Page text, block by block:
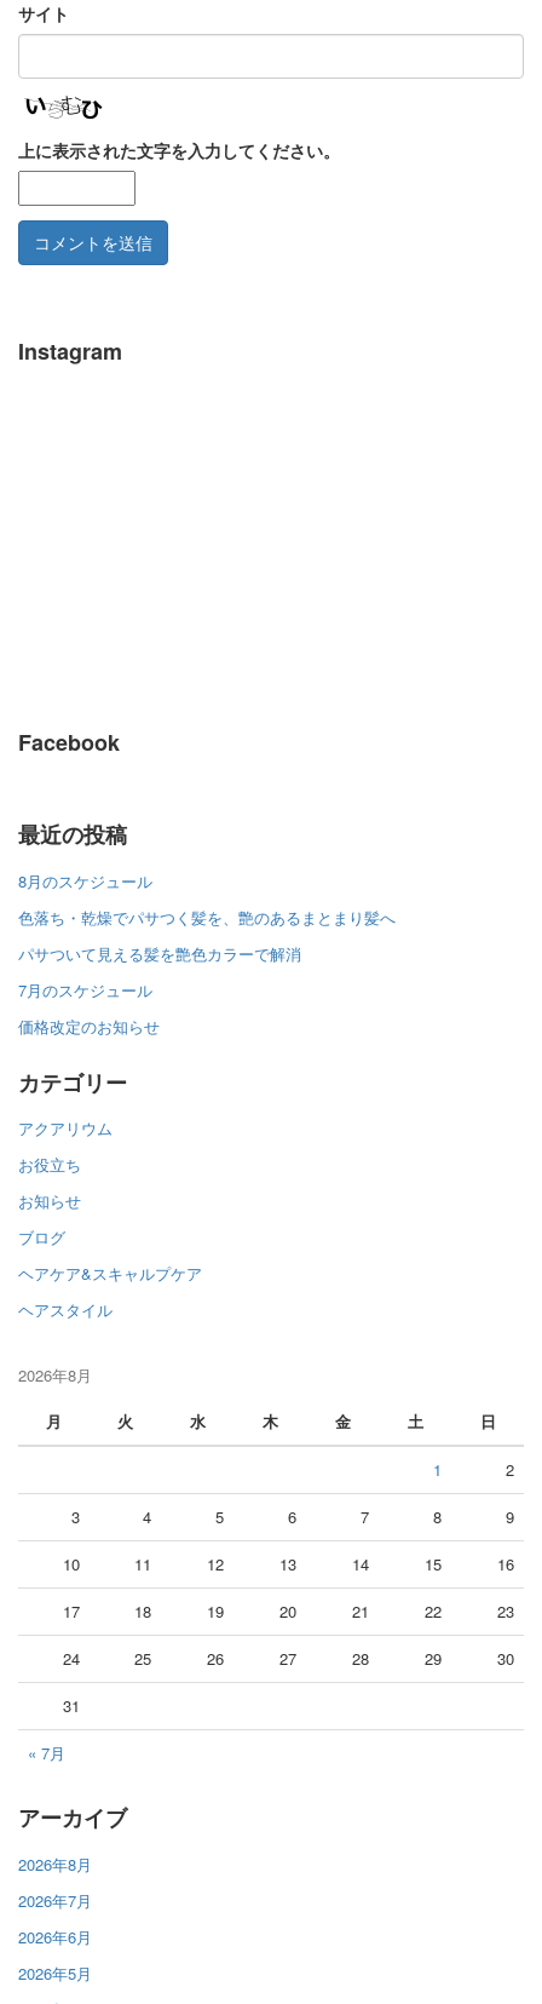
サイト
上に表示された文字を入力してください。
Instagram
Facebook
最近の投稿
8月のスケジュール
色落ち・乾燥でパサつく髪を、艶のあるまとまり髪へ
パサついて見える髪を艶色カラーで解消
7月のスケジュール
価格改定のお知らせ
カテゴリー
アクアリウム
お役立ち
お知らせ
ブログ
ヘアケア&スキャルプケア
ヘアスタイル
2026年8月
月
火 水 木 金 土 日
« 7月
1 2
3 4 5 6 7 8 9
10 11 12 13 14 15 16
17 18 19 20 21 22 23
24 25 26 27 28 29 30
31
アーカイブ
2026年8月
2026年7月
2026年6月
2026年5月